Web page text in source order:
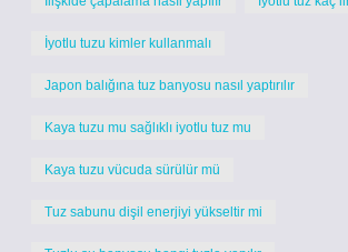
İyotlu tuzu kimler kullanmalı
Japon balığına tuz banyosu nasıl yaptırılır
Kaya tuzu mu sağlıklı iyotlu tuz mu
Kaya tuzu vücuda sürülür mü
Tuz sabunu dişil enerjiyi yükseltir mi